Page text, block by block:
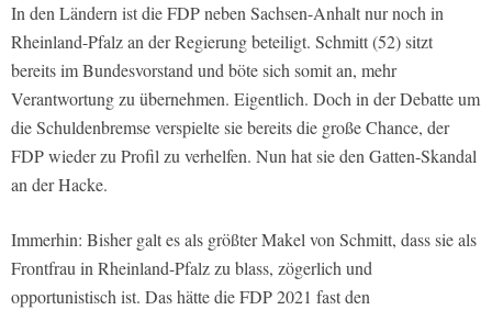
In den Ländern ist die FDP neben Sachsen-Anhalt nur noch in
Rheinland-Pfalz an der Regierung beteiligt. Schmitt (52) sitzt
bereits im Bundesvorstand und böte sich somit an, mehr
Verantwortung zu übernehmen. Eigentlich. Doch in der Debatte um
die Schuldenbremse verspielte sie bereits die große Chance, der
FDP wieder zu Profil zu verhelfen. Nun hat sie den Gatten-Skandal
an der Hacke.
Immerhin: Bisher galt es als größter Makel von Schmitt, dass sie als
Frontfrau in Rheinland-Pfalz zu blass, zögerlich und
opportunistisch ist. Das hätte die FDP 2021 fast den